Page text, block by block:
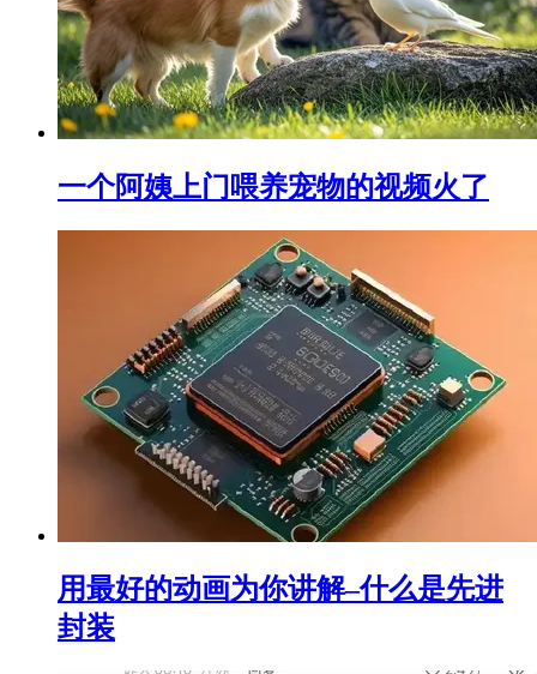
一个阿姨上门喂养宠物的视频火了
用最好的动画为你讲解–什么是先进
封装